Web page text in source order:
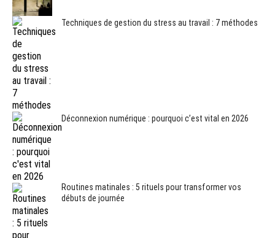
Techniques de gestion du stress au travail : 7 méthodes
Déconnexion numérique : pourquoi c’est vital en 2026
Routines matinales : 5 rituels pour transformer vos
débuts de journée